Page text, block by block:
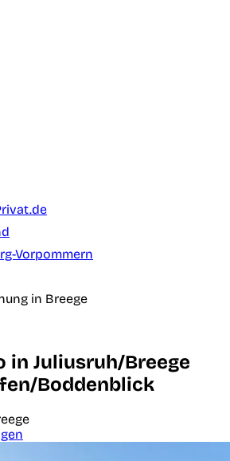
Vorpommern
in Breege
in Juliusruh/Breege
Boddenblick